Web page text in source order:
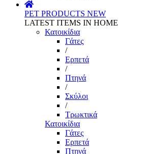
PET PRODUCTS NEW
LATEST ITEMS IN HOME
Κατοικίδια
Γάτες
/
Ερπετά
/
Πτηνά
/
Σκύλοι
/
Τρωκτικά
Κατοικίδια
Γάτες
Ερπετά
Πτηνά